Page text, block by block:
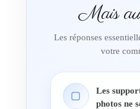
Mais
Les réponses
votre
▢
Les
photos ne